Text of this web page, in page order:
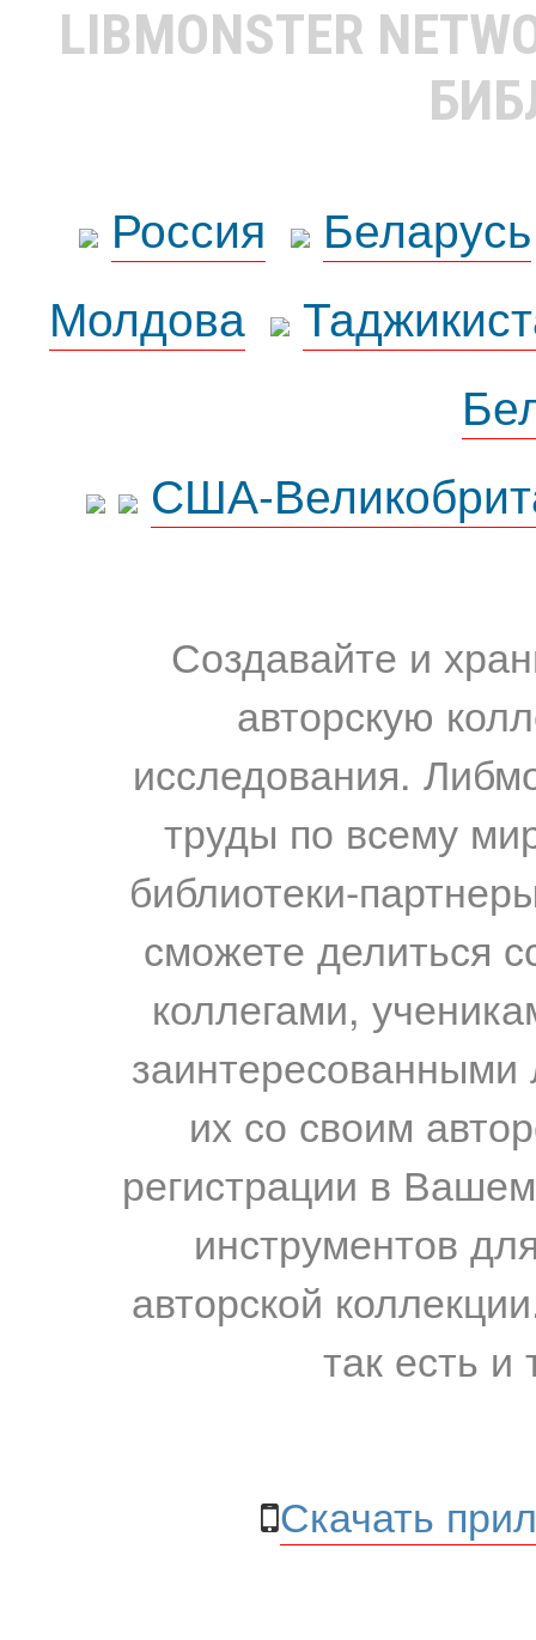
LIBMONSTER
Россия
Беларусь
Молдова
США-
Создавайте и
авторскую
исследования.
труды по всему
библиотеки-
сможете делиться
коллегами,
их со своим
регистрации в
инструментов
авторской
так есть и
Скачать